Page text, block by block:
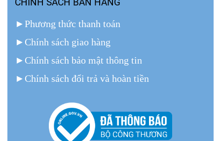
CHÍNH SÁCH BÁN HÀNG
►Phương thức thanh toán
► Chính sách giao hàng
► Chính sách bảo mật thông tin
► Chính sách đổi trả và hoàn tiền